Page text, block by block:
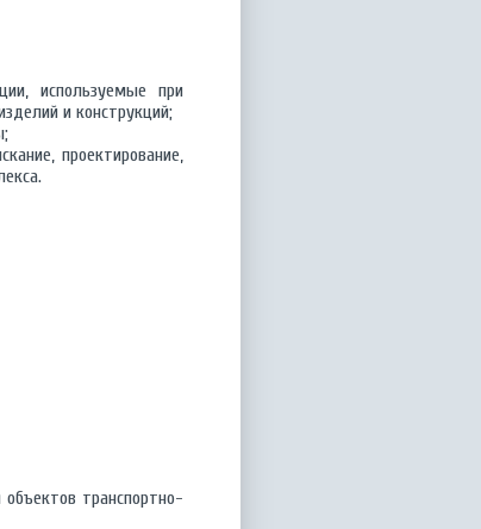
используемые при
и конструкций;
проектирование,
транспортно-